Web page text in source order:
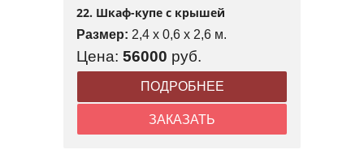
22. Шкаф-купе с крышей
Размер: 2,4 x 0,6 x 2,6 м.
Цена: 56000 руб.
ПОДРОБНЕЕ
ЗАКАЗАТЬ